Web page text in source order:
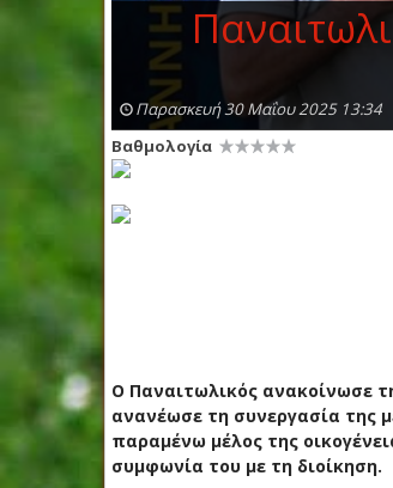
Παρασκευή 30 Μαΐου 2025 13:34
Βαθμολογία
Ο Παναιτωλικός ανακοίνωσε
ανανέωσε τη συνεργασία της
παραμένω μέλος της
συμφωνία του με τη διοίκηση.